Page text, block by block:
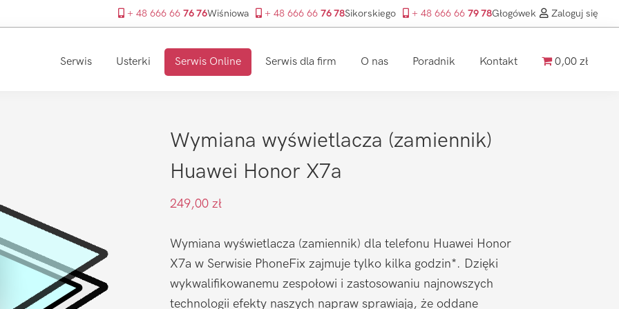
+ 48 666 66 76 76Wiśniowa + 48 666 66 76 78Sikorskiego + 48 666 66 79 78Głogówek Zaloguj się
Serwis Usterki Serwis Online Serwis dla firm O nas Poradnik Kontakt 0,00 zł
Wymiana wyświetlacza (zamiennik)
Huawei Honor X7a
249,00 zł
Wymiana wyświetlacza (zamiennik) dla telefonu Huawei Honor
X7a w Serwisie PhoneFix zajmuje tylko kilka godzin*. Dzięki
wykwalifikowanemu zespołowi i zastosowaniu najnowszych
technologii efekty naszych napraw sprawiają, że oddane